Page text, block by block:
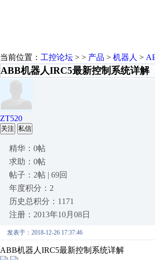
当前位置： 工控论坛 > > 产品 > 机器人 >
ABB机器人IRC5最新控制系统详解
ZT520
关注 私信
精华：0帖
求助：0帖
帖子：2帖 | 69回
年度积分：2
历史总积分：1171
注册：2013年10月08日
发表于：2018-12-26 17:37:46
ABB机器人IRC5最新控制系统详解